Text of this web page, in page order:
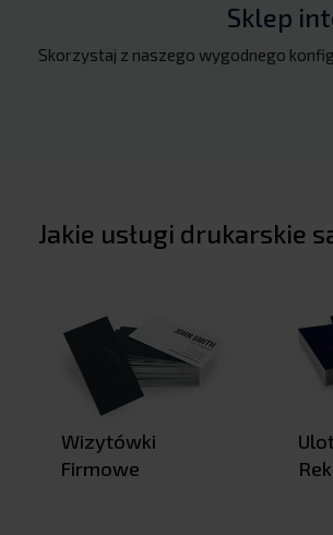
Sklep
Skorzystaj z naszego wygodnego
Jakie usługi drukarskie
Wizytówki
Firmowe